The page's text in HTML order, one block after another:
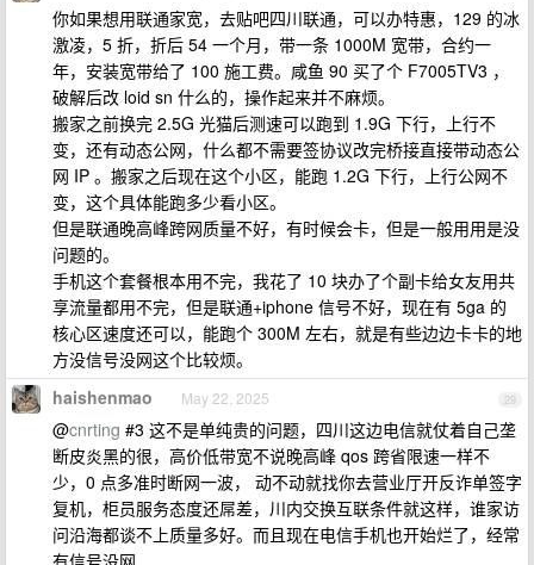
你如果想用联通家宽，去贴吧四川联通，可以办特惠，129 的冰
激凌，5 折，折后 54 一个月，带一条 1000M 宽带，合约一
年，安装宽带给了 100 施工费。咸鱼 90 买了个 F7005TV3 ，
破解后改 loid sn 什么的，操作起来并不麻烦。
搬家之前换完 2.5G 光猫后测速可以跑到 1.9G 下行，上行不
变，还有动态公网，什么都不需要签协议改完桥接直接带动态公
网 IP 。搬家之后现在这个小区，能跑 1.2G 下行，上行公网不
变，这个具体能跑多少看小区。
但是联通晚高峰跨网质量不好，有时候会卡，但是一般用用是没
问题的。
手机这个套餐根本用不完，我花了 10 块办了个副卡给女友用共
享流量都用不完，但是联通+iphone 信号不好，现在有 5ga 的
核心区速度还可以，能跑个 300M 左右，就是有些边边卡卡的地
方没信号没网这个比较烦。
29
haishenmao May 22, 2025
@cnrting #3 这不是单纯贵的问题，四川这边电信就仗着自己垄
断皮炎黑的很，高价低带宽不说晚高峰 qos 跨省限速一样不
少，0 点多准时断网一波， 动不动就找你去营业厅开反诈单签字
复机，柜员服务态度还屌差，川内交换互联条件就这样，谁家访
问沿海都谈不上质量多好。而且现在电信手机也开始烂了，经常
有信号没网